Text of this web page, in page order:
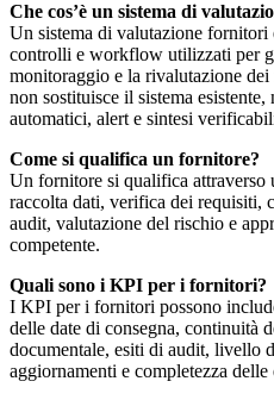
Che cos’è un sistema di
Un sistema di valutazione fornitori
controlli e workflow utilizzati per
monitoraggio e la rivalutazione
non sostituisce il sistema
automatici, alert e sintesi
Come si qualifica un fornitore?
Un fornitore si qualifica attraverso
raccolta dati, verifica dei requisiti,
audit, valutazione del rischio e
competente.
Quali sono i KPI per i fornitori?
I KPI per i fornitori possono
delle date di consegna, continuità
documentale, esiti di audit, livello
aggiornamenti e completezza delle